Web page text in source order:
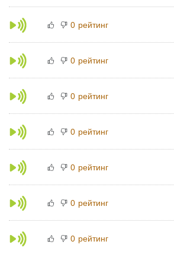
0 рейтинг
0 рейтинг
0 рейтинг
0 рейтинг
0 рейтинг
0 рейтинг
0 рейтинг